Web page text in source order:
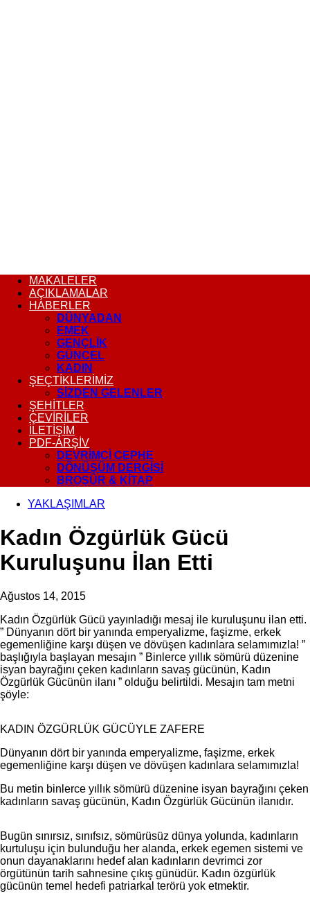
MAKALELER
AÇIKLAMALAR
HABERLER
DÜNYADAN
EMEK
GENÇLİK
GÜNCEL
KADIN
ŞEÇTİKLERİMİZ
SİZDEN GELENLER
ŞEHİTLER
ÇEVİRİLER
İLETİŞİM
PDF-ARŞIV
DEVRIMCI CEPHE
DÖNÜŞÜM DERGISI
BROŞÜR & KİTAP
YAKLAŞIMLAR
Kadın Özgürlük Gücü
Kuruluşunu İlan Etti
Ağustos 14, 2015
Kadın Özgürlük Gücü yayınladığı mesaj ile kuruluşunu ilan etti.
” Dünyanın dört bir yanında emperyalizme, faşizme, erkek
egemenliğine karşı düşen ve dövüşen kadınlara selamımızla! ”
başlığıyla başlayan mesajın ” Binlerce yıllık sömürü düzenine
isyan bayrağını çeken kadınların savaş gücünün, Kadın
Özgürlük Gücünün ilanı ” olduğu belirtildi. Mesajın tam metni
şöyle:
KADIN ÖZGÜRLÜK GÜCÜYLE ZAFERE
Dünyanın dört bir yanında emperyalizme, faşizme, erkek
egemenliğine karşı düşen ve dövüşen kadınlara selamımızla!
Bu metin binlerce yıllık sömürü düzenine isyan bayrağını çeken
kadınların savaş gücünün, Kadın Özgürlük Gücünün ilanıdır.
Bugün sınırsız, sınıfsız, sömürüsüz dünya yolunda, kadınların
kurtuluşu için bulunduğu her alanda, erkek egemen sistemi ve
onun dayanaklarını hedef alan kadınların devrimci zor
örgütünün tarih sahnesine çıkış günüdür. Kadın özgürlük
gücünün temel hedefi patriarkal terörü yok etmektir.